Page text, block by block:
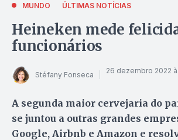
MUNDO ÚLTIMAS NOTÍCIAS
Heineken mede
funcionários
Stéfany Fonseca 26 dezembro 2022
A segunda maior cervejaria do
se juntou a outras grandes
Google, Airbnb e Amazon e